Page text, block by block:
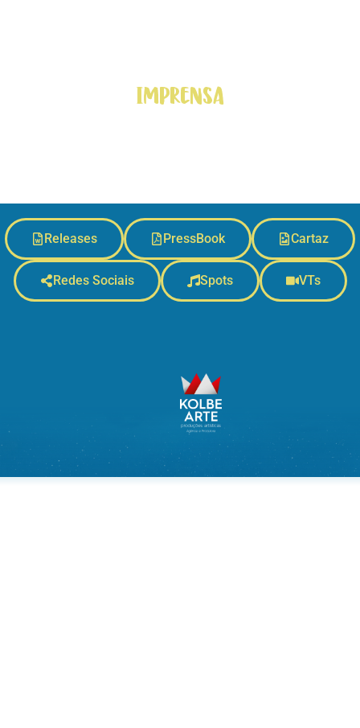
Imprensa
Releases PressBook Cartaz
Redes Sociais Spots VTs